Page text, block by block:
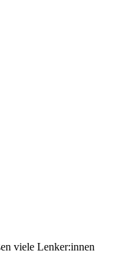
viele Lenker:innen